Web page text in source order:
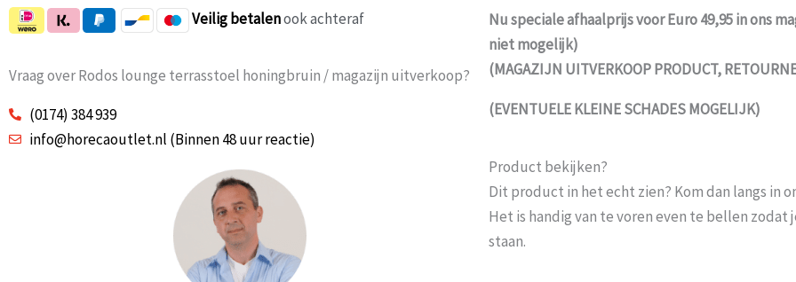
Veiligbetalenook achteraf
Vraag over Rodos lounge terrasstoel honingbruin / magazijn uitverkoop?
(0174) 384 939
info@horecaoutlet.nl (Binnen 48 uur reactie)
Nu speciale afhaalprijs voor Euro 49,95 in ons
niet mogelijk)
(MAGAZIJN UITVERKOOP PRODUCT,
(EVENTUELE KLEINE SCHADES MOGELIJK)
Product bekijken?
Dit product in het echt zien? Kom dan langs in
Het is handig van te voren even te bellen
staan.